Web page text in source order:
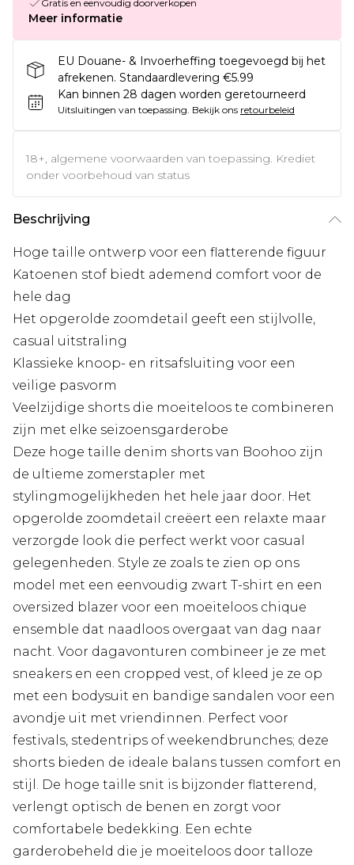
Gratis en eenvoudig doorverkopen
Meer informatie
EU Douane- & Invoerheffing toegevoegd bij het
afrekenen. Standaardlevering €5.99
Kan binnen 28 dagen worden geretourneerd
Uitsluitingen van toepassing. Bekijk ons retourbeleid
18+, algemene voorwaarden van toepassing. Krediet
onder voorbehoud van status
Beschrijving
Hoge taille ontwerp voor een flatterende figuur
Katoenen stof biedt ademend comfort voor de
hele dag
Het opgerolde zoomdetail geeft een stijlvolle,
casual uitstraling
Klassieke knoop- en ritsafsluiting voor een
veilige pasvorm
Veelzijdige shorts die moeiteloos te combineren
zijn met elke seizoensgarderobe
Deze hoge taille denim shorts van Boohoo zijn
de ultieme zomerstapler met
stylingmogelijkheden het hele jaar door. Het
opgerolde zoomdetail creëert een relaxte maar
verzorgde look die perfect werkt voor casual
gelegenheden. Style ze zoals te zien op ons
model met een eenvoudig zwart T-shirt en een
oversized blazer voor een moeiteloos chique
ensemble dat naadloos overgaat van dag naar
nacht. Voor dagavonturen combineer je ze met
sneakers en een cropped vest, of kleed je ze op
met een bodysuit en bandige sandalen voor een
avondje uit met vriendinnen. Perfect voor
festivals, stedentrips of weekendbrunches; deze
shorts bieden de ideale balans tussen comfort en
stijl. De hoge taille snit is bijzonder flatterend,
verlengt optisch de benen en zorgt voor
comfortabele bedekking. Een echte
garderobeheld die je moeiteloos door talloze